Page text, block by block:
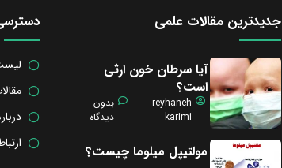
جدیدترین مقالات علمی
آیا سرطان خون ارثی
است؟
reyhaneh
karimi
بدون
دیدگاه
مولتیپل میلوما چیست؟